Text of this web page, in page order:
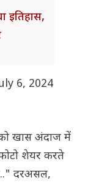
इतिहास,
6, 2024
खास अंदाज में
शेयर करते
दरअसल,